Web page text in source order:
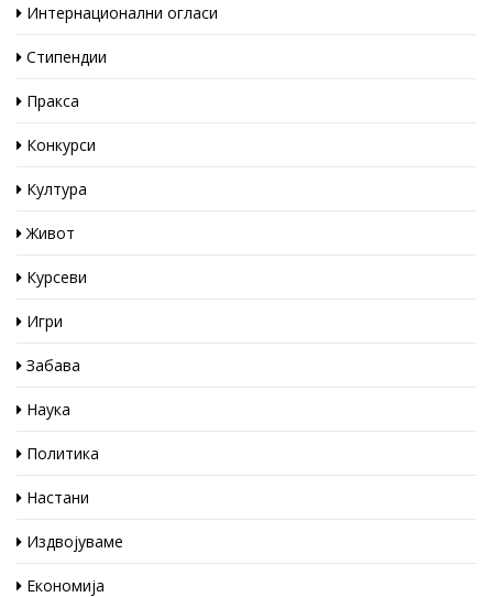
Интернационални огласи
Стипендии
Пракса
Конкурси
Култура
Живот
Курсеви
Игри
Забава
Наука
Политика
Настани
Издвојуваме
Економија